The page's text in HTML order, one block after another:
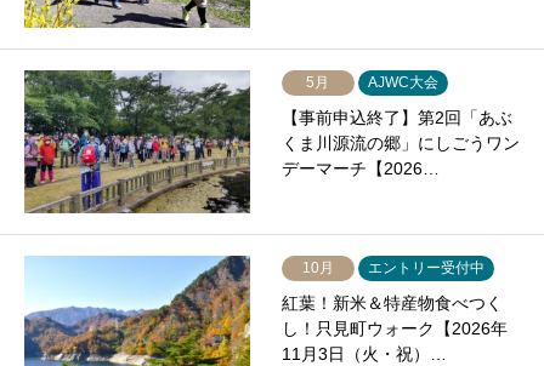
5月 AJWC大会
【事前申込終了】第2回「あぶ
くま川源流の郷」にしごうワン
デーマーチ【2026…
10月 エントリー受付中
紅葉！新米＆特産物食べつく
し！只見町ウォーク【2026年
11月3日（火・祝）…